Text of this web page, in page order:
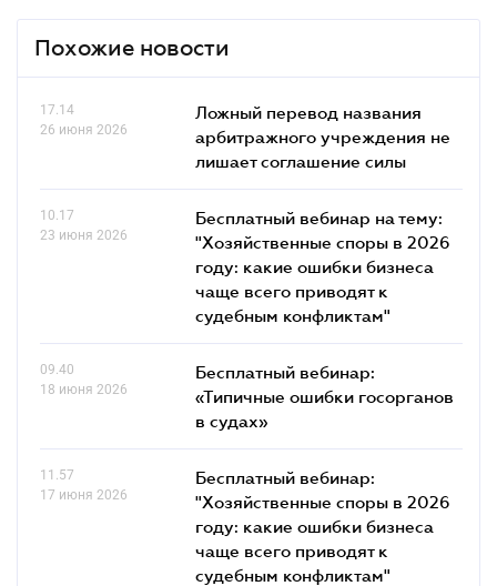
Похожие новости
17.14
26 июня 2026
Ложный перевод названия
арбитражного учреждения не
лишает соглашение силы
10.17
23 июня 2026
Бесплатный вебинар на тему:
"Хозяйственные споры в 2026
году: какие ошибки бизнеса
чаще всего приводят к
судебным конфликтам"
09.40
18 июня 2026
Бесплатный вебинар:
«Типичные ошибки госорганов
в судах»
11.57
17 июня 2026
Бесплатный вебинар:
"Хозяйственные споры в 2026
году: какие ошибки бизнеса
чаще всего приводят к
судебным конфликтам"